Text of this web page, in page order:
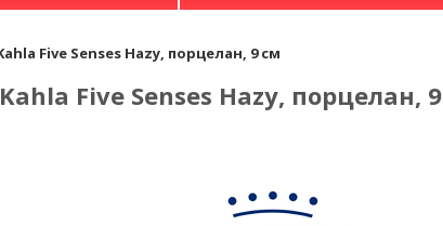
Five Senses Hazy, порцелан, 9 см
Five Senses Hazy, порцелан, 9